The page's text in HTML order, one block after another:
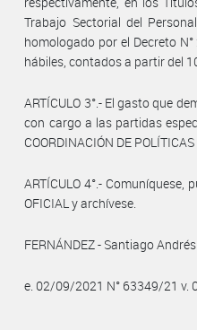
Trabajo Sectorial del Personal
homologado por el Decreto
hábiles, contados a partir del
ARTÍCULO 3°.- El gasto que
con cargo a las partidas
COORDINACIÓN DE
ARTÍCULO 4°.- Comuníquese,
OFICIAL y archívese.
FERNÁNDEZ - Santiago
e. 02/09/2021 N° 63349/21 v.